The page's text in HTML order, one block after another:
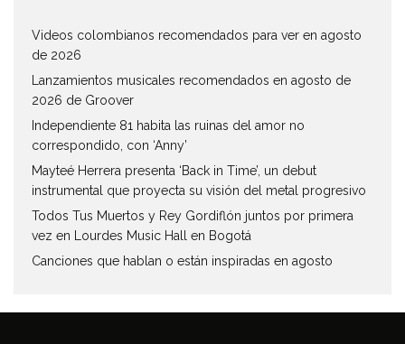
Videos colombianos recomendados para ver en agosto
de 2026
Lanzamientos musicales recomendados en agosto de
2026 de Groover
Independiente 81 habita las ruinas del amor no
correspondido, con ‘Anny’
Mayteé Herrera presenta ‘Back in Time’, un debut
instrumental que proyecta su visión del metal progresivo
Todos Tus Muertos y Rey Gordiflón juntos por primera
vez en Lourdes Music Hall en Bogotá
Canciones que hablan o están inspiradas en agosto